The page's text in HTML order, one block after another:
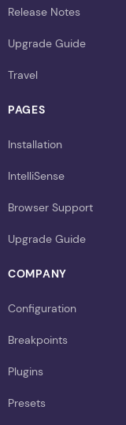
Release Notes
Upgrade Guide
Travel
PAGES
Installation
IntelliSense
Browser Support
Upgrade Guide
COMPANY
Configuration
Breakpoints
Plugins
Presets